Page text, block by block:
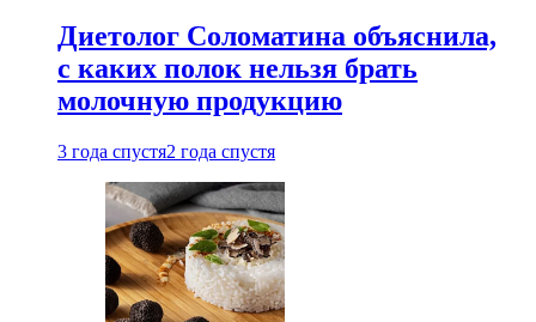
Диетолог Соломатина объяснила,
с каких полок нельзя брать
молочную продукцию
3 года спустя2 года спустя